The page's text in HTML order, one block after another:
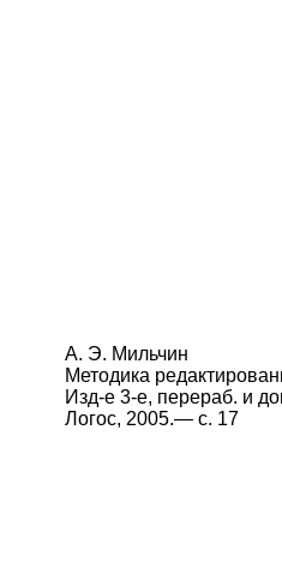
А. Э. Мильчин
Методика
Изд‑е 3‑е, перераб. и
Логос, 2005.— с. 17